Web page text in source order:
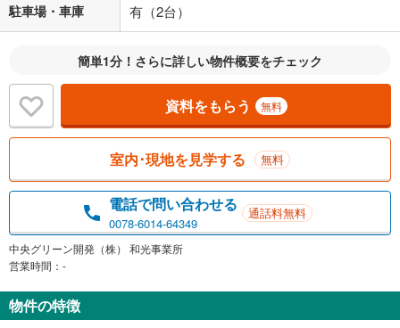
駐車場・車庫 有（2台）
簡単1分！さらに詳しい物件概要をチェック
資料をもらう 無料
室内･現地を見学する 無料
電話で問い合わせる
0078-6014-64349
通話料無料
中央グリーン開発（株） 和光事業所
営業時間：-
物件の特徴